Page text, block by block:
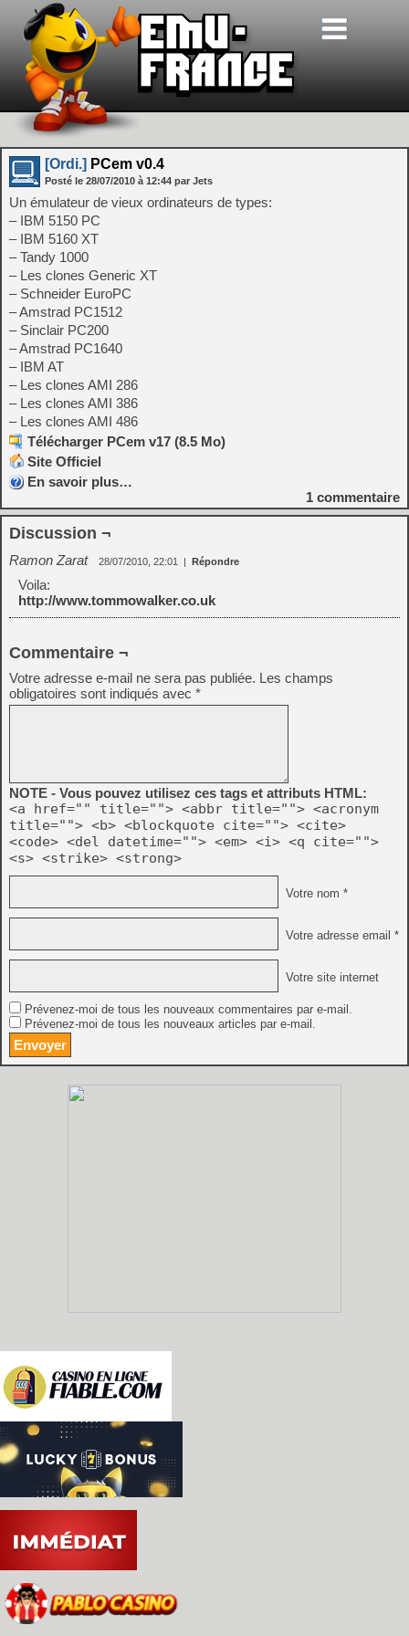
[Ordi.] PCem v0.4
Posté le 28/07/2010 à 12:44 par Jets
Un émulateur de vieux ordinateurs de types:
– IBM 5150 PC
– IBM 5160 XT
– Tandy 1000
– Les clones Generic XT
– Schneider EuroPC
– Amstrad PC1512
– Sinclair PC200
– Amstrad PC1640
– IBM AT
– Les clones AMI 286
– Les clones AMI 386
– Les clones AMI 486
Télécharger PCem v17 (8.5 Mo)
Site Officiel
En savoir plus…
1 commentaire
Discussion ¬
Ramon Zarat 28/07/2010, 22:01 | Répondre
Voila:
http://www.tommowalker.co.uk
Commentaire ¬
Votre adresse e-mail ne sera pas publiée. Les champs
obligatoires sont indiqués avec *
NOTE - Vous pouvez utilisez ces tags et attributs HTML:
<a href="" title=""> <abbr title=""> <acronym
title=""> <b> <blockquote cite=""> <cite>
<code> <del datetime=""> <em> <i> <q cite="">
<s> <strike> <strong>
Votre nom *
Votre adresse email *
Votre site internet
Prévenez-moi de tous les nouveaux commentaires par e-mail.
Prévenez-moi de tous les nouveaux articles par e-mail.